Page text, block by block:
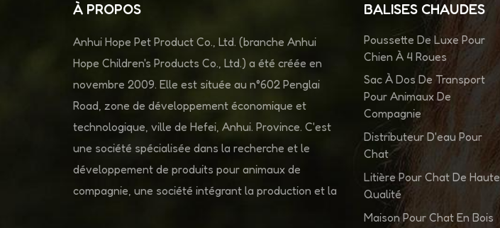
À PROPOS
Anhui Hope Pet Product Co., Ltd. (branche Anhui
Hope Children's Products Co., Ltd.) a été créée en
novembre 2009. Elle est située au n°602 Penglai
Road, zone de développement économique et
technologique, ville de Hefei, Anhui. Province. C'est
une société spécialisée dans la recherche et le
développement de produits pour animaux de
compagnie, une société intégrant la production et la
BALISES CHAUDES
Poussette De Luxe Pour
Chien À 4 Roues
Sac À Dos De Transport
Pour Animaux De
Compagnie
Distributeur D'eau Pour
Chat
Litière Pour Chat De Haute
Qualité
Maison Pour Chat En Bois